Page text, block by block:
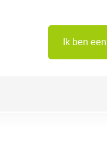
Ik ben een